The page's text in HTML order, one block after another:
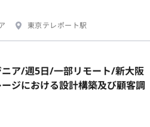
東京テレポート駅
ニア/週5日/一部リモート/新大阪
ジにおける設計構築及び顧客調